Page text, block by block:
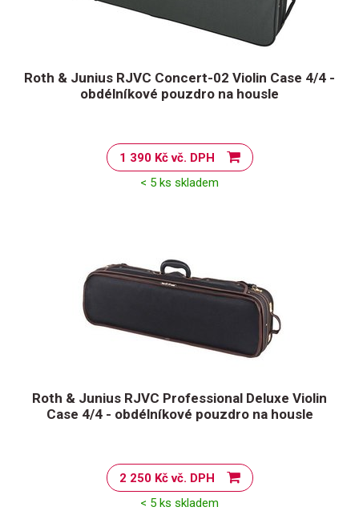
Roth & Junius RJVC Concert-02 Violin Case 4/4 -
obdélníkové pouzdro na housle
1 390 Kč vč. DPH
< 5 ks skladem
Roth & Junius RJVC Professional Deluxe Violin
Case 4/4 - obdélníkové pouzdro na housle
2 250 Kč vč. DPH
< 5 ks skladem